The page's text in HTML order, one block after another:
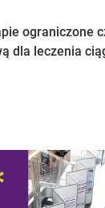
ograniczone
dla leczenia